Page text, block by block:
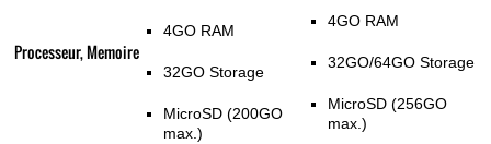
Processeur, Memoire
4GO RAM
32GO Storage
MicroSD (200GO
max.)
4GO RAM
32GO/64GO Storage
MicroSD (256GO
max.)